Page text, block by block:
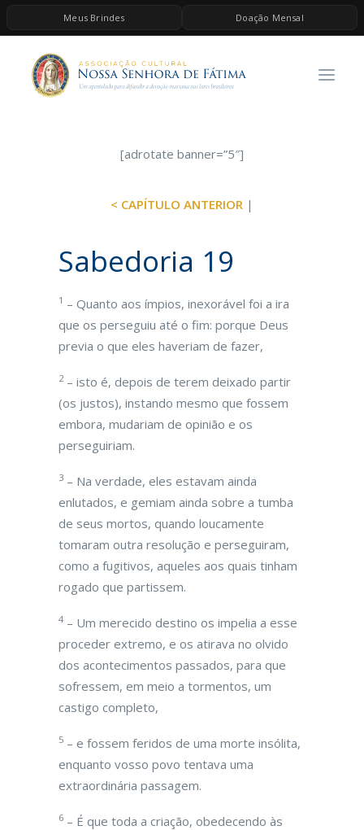
Meus Brindes Doação Mensal
HOME
A ASSOCIAÇÃO
ESPIRITUALIDADE[adrotate banner=”5″]
< CAPÍTULO ANTERIOR |
Sabedoria 19
1 – Quanto aos ímpios, inexorável foi a ira
que os perseguiu até o fim: porque Deus
previa o que eles haveriam de fazer,
2– isto é, depois de terem deixado partir
(os justos), instando mesmo que fossem
embora, mudariam de opinião e os
perseguiriam.
3 – Na verdade, eles estavam ainda
enlutados, e gemiam ainda sobre a tumba
de seus mortos, quando loucamente
tomaram outra resolução e perseguiram,
como a fugitivos, aqueles aos quais tinham
rogado que partissem.
4 – Um merecido destino os impelia a esse
proceder extremo, e os atirava no olvido
dos acontecimentos passados, para que
sofressem, em meio a tormentos, um
castigo completo,
5 – e fossem feridos de uma morte insólita,
enquanto vosso povo tentava uma
extraordinária passagem.
6 – É que toda a criação, obedecendo às